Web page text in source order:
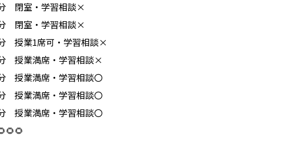
閉室・学習相談×
閉室・学習相談×
授業1席可・学習相談×
授業満席・学習相談×
授業満席・学習相談〇
授業満席・学習相談〇
授業満席・学習相談〇